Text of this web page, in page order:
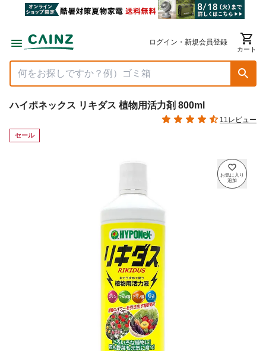
ログイン・新規会員登録
カート
ハイポネックス リキダス 植物用活力剤 800ml
11レビュー
セール